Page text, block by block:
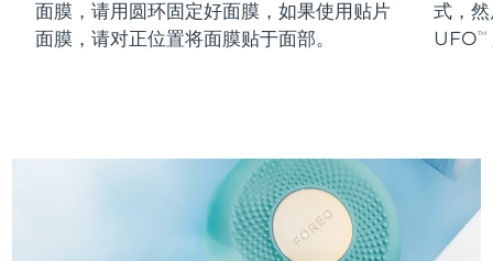
面膜，请用圆环固定好面膜，如果使用贴片
面膜，请对正位置将面膜贴于面部。
式，
UFOTM